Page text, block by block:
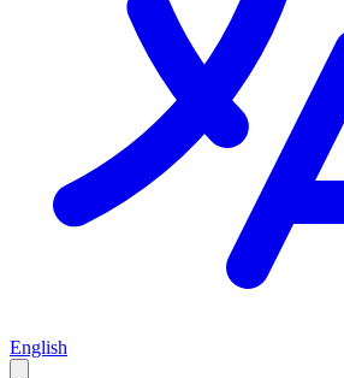
English